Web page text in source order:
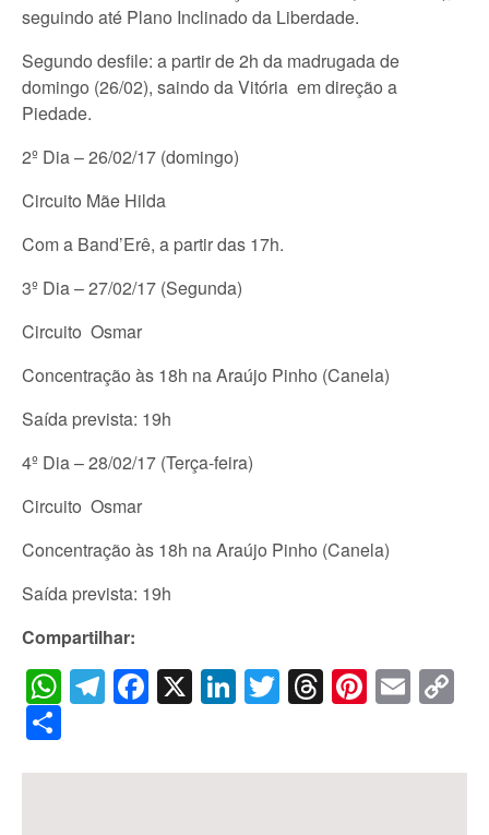
seguindo até Plano Inclinado da Liberdade.
Segundo desfile: a partir de 2h da madrugada de
domingo (26/02), saindo da Vitória em direção a
Piedade.
2º Dia – 26/02/17 (domingo)
Circuito Mãe Hilda
Com a Band’Erê, a partir das 17h.
3º Dia – 27/02/17 (Segunda)
Circuito Osmar
Concentração às 18h na Araújo Pinho (Canela)
Saída prevista: 19h
4º Dia – 28/02/17 (Terça-feira)
Circuito Osmar
Concentração às 18h na Araújo Pinho (Canela)
Saída prevista: 19h
Compartilhar:
WhatsApp
Telegram
Facebook
X LinkedIn
Twitter
Threads